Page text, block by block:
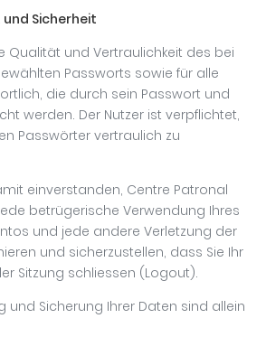
Sicherheit
Qualität und Vertraulichkeit des bei
Passworts sowie für alle
die durch sein Passwort und
werden. Der Nutzer ist verpflichtet,
Passwörter vertraulich zu
einverstanden, Centre Patronal
betrügerische Verwendung Ihres
und jede andere Verletzung der
und sicherzustellen, dass Sie Ihr
Sitzung schliessen (Logout).
und Sicherung Ihrer Daten sind allein